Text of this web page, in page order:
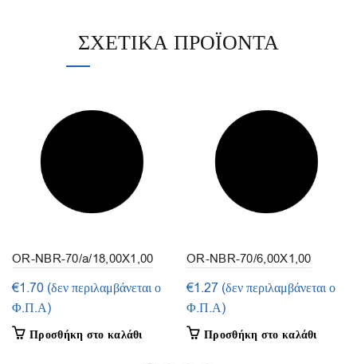
ΣΧΕΤΙΚΆ ΠΡΟΪΌΝΤΑ
OR-NBR-70/a/18,00X1,00
(συσκευασία 50τμ.)
€1.70 (δεν περιλαμβάνεται ο
Φ.Π.Α)
Προσθήκη στο καλάθι
OR-NBR-70/6,00X1,00
(συσκευασία 50τμ.)
€1.27 (δεν περιλαμβάνεται ο
Φ.Π.Α)
Προσθήκη στο καλάθι